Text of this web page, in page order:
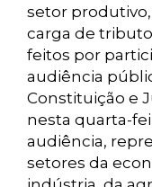
setor
carga de
feitos por
audiência
Constituição e
nesta quarta-
audiência,
setores da